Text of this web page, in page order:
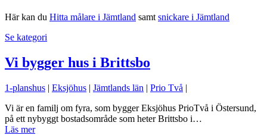
Här kan du Hitta målare i Jämtland samt snickare i Jämtland
Se kategori
Vi bygger hus i Brittsbo
1-planshus | Eksjöhus | Jämtlands län | Prio Två |
Vi är en familj om fyra, som bygger Eksjöhus PrioTvå i Östersund,
på ett nybyggt bostadsområde som heter Brittsbo i…
Läs mer